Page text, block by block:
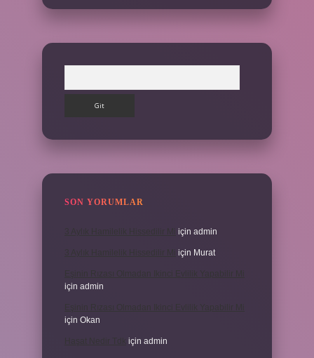
SON YORUMLAR
için admin
için Murat
için admin
için Okan
için admin